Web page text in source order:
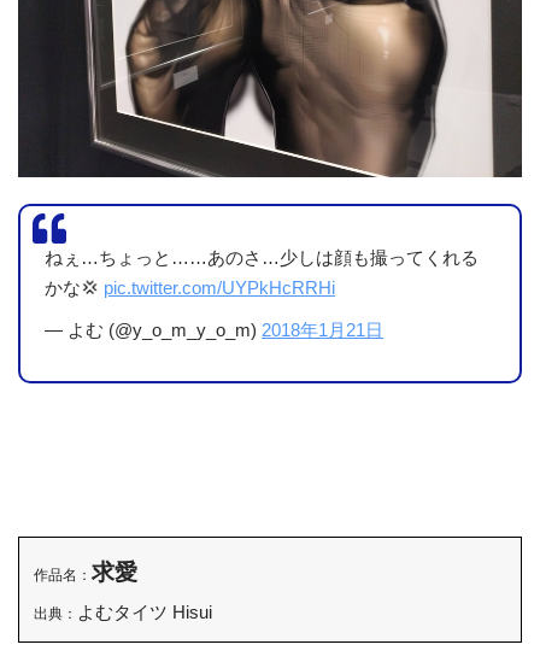
ねぇ…ちょっと……あのさ…少しは顔も撮ってくれる
かな💢 pic.twitter.com/UYPkHcRRHi
— よむ (@y_o_m_y_o_m) 2018年1月21日
作品名： 求愛
出典： よむタイツ Hisui